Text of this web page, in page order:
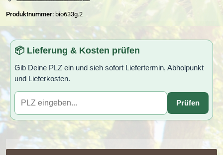
Produktnummer: bio633g.2
📦 Lieferung & Kosten prüfen
Gib Deine PLZ ein und sieh sofort Liefertermin, Abholpunkt
und Lieferkosten.
Prüfen